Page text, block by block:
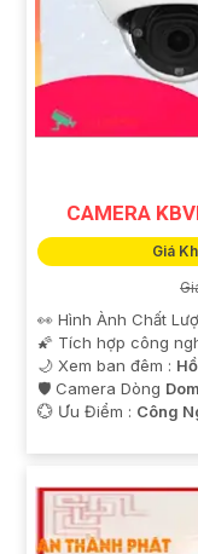
CAMERA
Giá
👀 Hình Ành Chất
🌠 Tích hợp công
🌙 Xem ban đêm :
🛡 Camera Dòng
️💮 Ưu Điểm : Công